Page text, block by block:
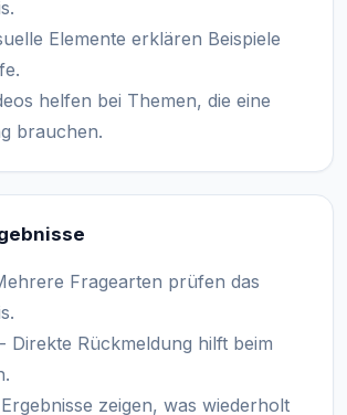
Elemente erklären Beispiele
helfen bei Themen, die eine
brauchen.
Fragearten prüfen das
Direkte Rückmeldung hilft beim
zeigen, was wiederholt